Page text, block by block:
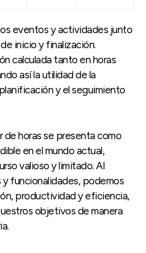
eventos y actividades junto
inicio y finalización.
calculada tanto en horas
así la utilidad de la
y el seguimiento
de horas se presenta como
en el mundo actual,
valioso y limitado. Al
funcionalidades, podemos
productividad y eficiencia,
objetivos de manera